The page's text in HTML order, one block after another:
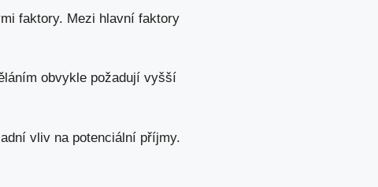
faktory. Mezi ⁤hlavní faktory
obvykle ‍požadují vyšší
⁢vliv ⁤na ‌potenciální příjmy.